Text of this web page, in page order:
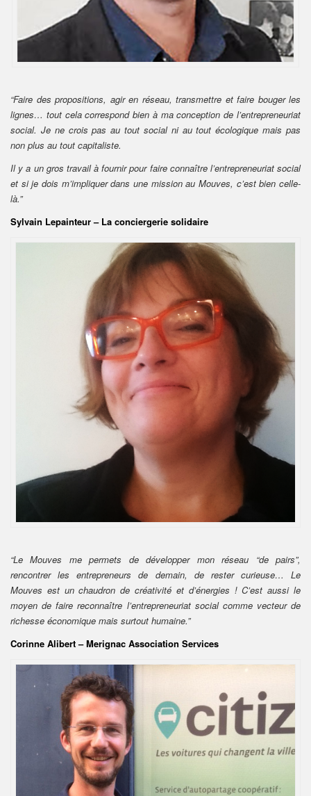
“Faire des propositions, agir en réseau, transmettre et faire bouger les
lignes… tout cela correspond bien à ma conception de l’entrepreneuriat
social. Je ne crois pas au tout social ni au tout écologique mais pas
non plus au tout capitaliste.
Il y a un gros travail à fournir pour faire connaître l’entrepreneuriat social
et si je dois m’impliquer dans une mission au Mouves, c’est bien celle-
là.”
Sylvain Lepainteur – La conciergerie solidaire
“Le Mouves me permets de développer mon réseau “de pairs”,
rencontrer les entrepreneurs de demain, de rester curieuse… Le
Mouves est un chaudron de créativité et d’énergies ! C’est aussi le
moyen de faire reconnaître l’entrepreneuriat social comme vecteur de
richesse économique mais surtout humaine.”
Corinne Alibert – Merignac Association Services